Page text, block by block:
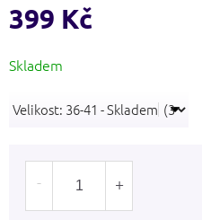
399 Kč
cena:
Skladem